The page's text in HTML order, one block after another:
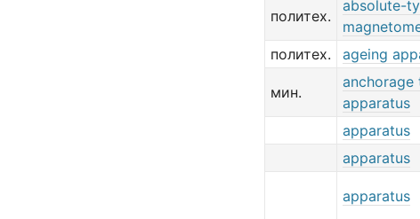
политех.
absolute-
политех. ageing
мин.
anchorage
apparatus
apparatus
apparatus
apparatus